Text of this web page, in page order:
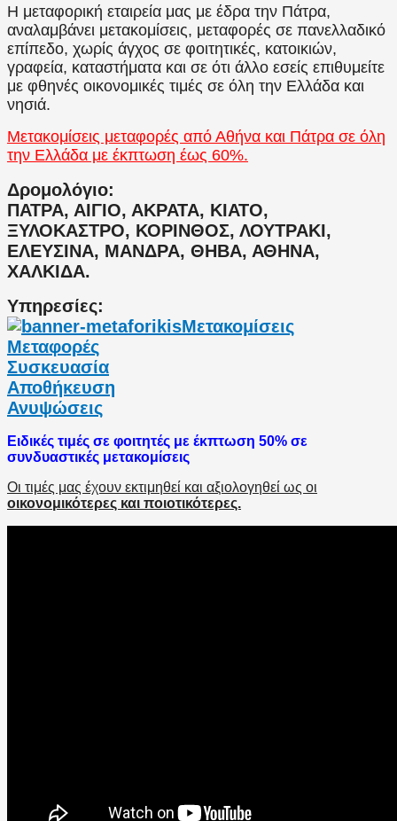
Η μεταφορική εταιρεία μας με έδρα την Πάτρα,
αναλαμβάνει μετακομίσεις, μεταφορές σε πανελλαδικό
επίπεδο, χωρίς άγχος σε φοιτητικές, κατοικιών,
γραφεία, καταστήματα και σε ότι άλλο εσείς επιθυμείτε
με φθηνές οικονομικές τιμές σε όλη την Ελλάδα και
νησιά.
Μετακομίσεις μεταφορές από Αθήνα και Πάτρα σε όλη
την Ελλάδα με έκπτωση έως 60%.
Δρομολόγιο:
ΠΑΤΡΑ, ΑΙΓΙΟ, ΑΚΡΑΤΑ, ΚΙΑΤΟ,
ΞΥΛΟΚΑΣΤΡΟ, ΚΟΡΙΝΘΟΣ, ΛΟΥΤΡΑΚΙ,
ΕΛΕΥΣΙΝΑ, ΜΑΝΔΡΑ, ΘΗΒΑ, ΑΘΗΝΑ,
ΧΑΛΚΙΔΑ.
Υπηρεσίες:
Μετακομίσεις
Μεταφορές
Συσκευασία
Αποθήκευση
Ανυψώσεις
Ειδικές τιμές σε φοιτητές με έκπτωση 50% σε
συνδυαστικές μετακομίσεις
Οι τιμές μας έχουν εκτιμηθεί και αξιολογηθεί ως οι
οικονομικότερες και ποιοτικότερες.